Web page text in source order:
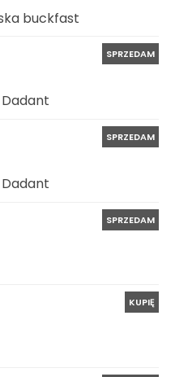
buckfast
SPRZEDAM
Dadant
SPRZEDAM
Dadant
SPRZEDAM
KUPIĘ